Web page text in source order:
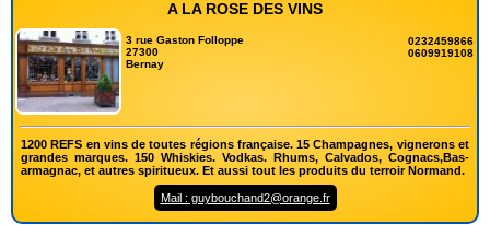
A LA ROSE DES VINS
3 rue Gaston Folloppe
27300
Bernay
0232459866
0609919108
1200 REFS en vins de toutes régions française. 15 Champagnes, vignerons et
grandes marques. 150 Whiskies. Vodkas. Rhums, Calvados, Cognacs,Bas-
armagnac, et autres spiritueux. Et aussi tout les produits du terroir Normand.
Mail : guybouchand2@orange.fr